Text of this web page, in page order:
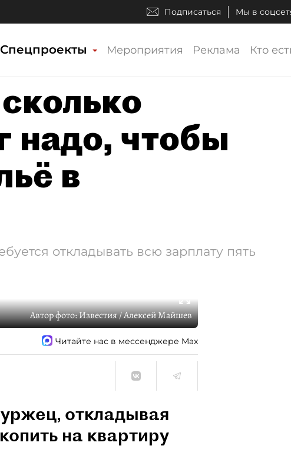
Подписаться Мы в
Спецпроекты Мероприятия Реклама Кто
надо, чтобы
в
откладывать всю зарплату пять
Автор фото:Известия / Алексей Майшев
Читайте нас в мессенджере Max
откладывая
на квартиру